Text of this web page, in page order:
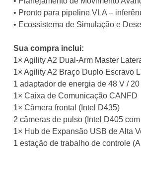
• Pronto para pipeline VLA –
• Ecossistema de Simulação e
Sua compra inclui:
1× Agility A2 Dual-Arm Master
1× Agility A2 Braço Duplo Escravo
1 adaptador de energia de 48 V / 20
1× Caixa de Comunicação CANFD
1× Câmera frontal (Intel D435)
2 câmeras de pulso (Intel D405
1× Hub de Expansão USB de Alta
1 estação de trabalho de controle